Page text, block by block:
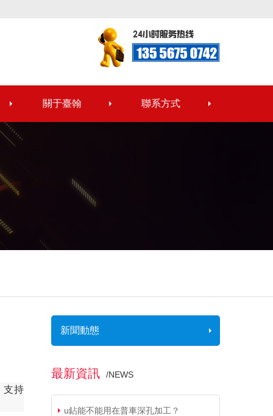
關于臺翰 聯系方式
支持
新聞動態
最新資訊 /NEWS
u鉆能不能用在普車深孔加工？